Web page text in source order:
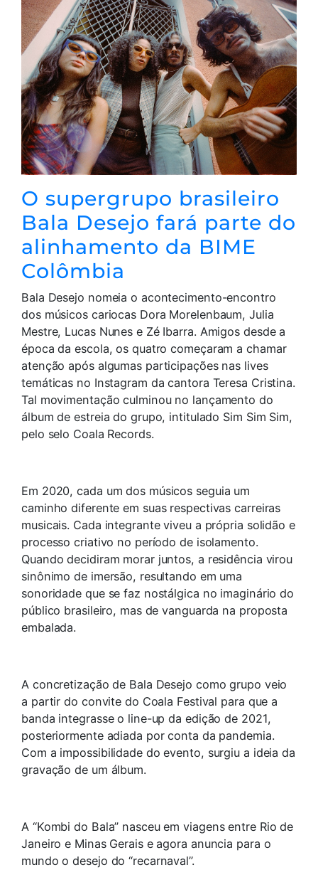
O supergrupo brasileiro
Bala Desejo fará parte do
alinhamento da BIME
Colômbia
Bala Desejo nomeia o acontecimento-encontro
dos músicos cariocas Dora Morelenbaum, Julia
Mestre, Lucas Nunes e Zé Ibarra. Amigos desde a
época da escola, os quatro começaram a chamar
atenção após algumas participações nas lives
temáticas no Instagram da cantora Teresa Cristina.
Tal movimentação culminou no lançamento do
álbum de estreia do grupo, intitulado Sim Sim Sim,
pelo selo Coala Records.
Em 2020, cada um dos músicos seguia um
caminho diferente em suas respectivas carreiras
musicais. Cada integrante viveu a própria solidão e
processo criativo no período de isolamento.
Quando decidiram morar juntos, a residência virou
sinônimo de imersão, resultando em uma
sonoridade que se faz nostálgica no imaginário do
público brasileiro, mas de vanguarda na proposta
embalada.
A concretização de Bala Desejo como grupo veio
a partir do convite do Coala Festival para que a
banda integrasse o line-up da edição de 2021,
posteriormente adiada por conta da pandemia.
Com a impossibilidade do evento, surgiu a ideia da
gravação de um álbum.
A “Kombi do Bala” nasceu em viagens entre Rio de
Janeiro e Minas Gerais e agora anuncia para o
mundo o desejo do “recarnaval”.